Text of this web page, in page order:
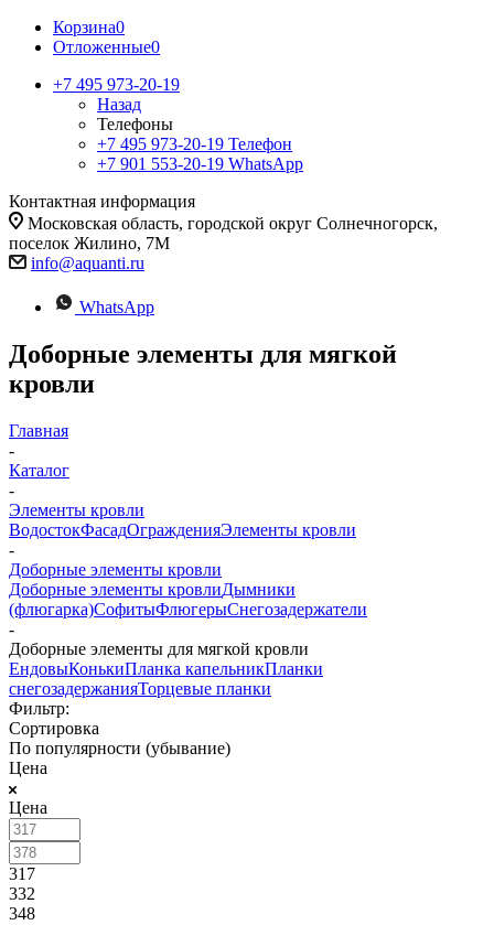
Корзина0
Отложенные0
+7 495 973-20-19
Назад
Телефоны
+7 495 973-20-19 Телефон
+7 901 553-20-19 WhatsApp
Контактная информация
Московская область, городской округ Солнечногорск,
поселок Жилино, 7М
info@aquanti.ru
WhatsApp
Доборные элементы для мягкой
кровли
Главная
-
Каталог
-
Элементы кровли
ВодостокФасадОгражденияЭлементы кровли
-
Доборные элементы кровли
Доборные элементы кровлиДымники
(флюгарка)СофитыФлюгерыСнегозадержатели
-
Доборные элементы для мягкой кровли
ЕндовыКонькиПланка капельникПланки
снегозадержанияТорцевые планки
Фильтр:
Сортировка
По популярности (убывание)
Цена
Цена
317
332
348